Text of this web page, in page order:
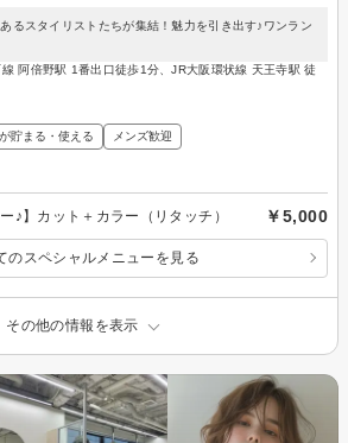
るスタイリストたちが集結！魅力を引き出す♪ワンラン
阿倍野駅 1番出口徒歩1分、JR大阪環状線 天王寺駅 徒
貯まる・使える メンズ歓迎
♪】カット＋カラー（リタッチ） ￥5,000
のスペシャルメニューを見る
その他の情報を表示